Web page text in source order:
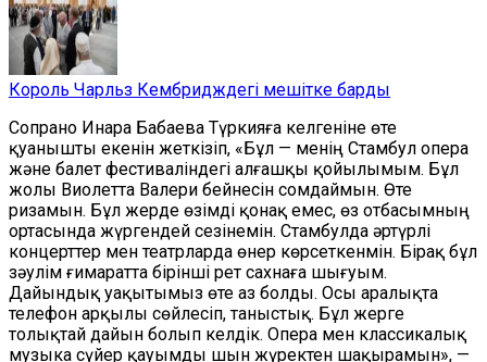
Король Чарльз Кембридждегі мешітке барды
Сопрано Инара Бабаева Түркияға келгеніне өте
қуанышты екенін жеткізіп, «Бұл — менің Стамбул опера
және балет фестиваліндегі алғашқы қойылымым. Бұл
жолы Виолетта Валери бейнесін сомдаймын. Өте
ризамын. Бұл жерде өзімді қонақ емес, өз отбасымның
ортасында жүргендей сезінемін. Стамбулда әртүрлі
концерттер мен театрларда өнер көрсеткенмін. Бірақ бұл
зәулім ғимаратта бірінші рет сахнаға шығуым.
Дайындық уақытымыз өте аз болды. Осы аралықта
телефон арқылы сөйлесіп, таныстық. Бұл жерге
толықтай дайын болып келдік. Опера мен классикалық
музыка сүйер қауымды шын жүректен шақырамын», —